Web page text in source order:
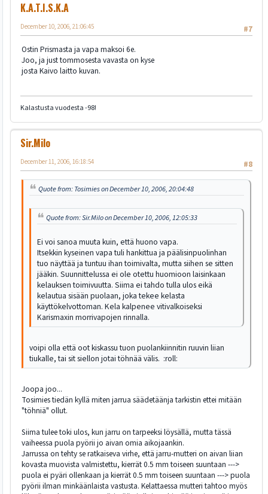
K.A.T.I.S.K.A
#7
December 10, 2006, 21:06:45
Ostin Prismasta ja vapa maksoi 6e.
Joo, ja just tommosesta vavasta on kyse
josta Kaivo laitto kuvan.
Kalastusta vuodesta -98!
Sir.Milo
#8
December 11, 2006, 16:18:54
Quote from: Tosimies on December 10, 2006, 20:04:48
Quote from: Sir.Milo on December 10, 2006, 12:05:33
Ei voi sanoa muuta kuin, että huono vapa.
Itsekkin kyseinen vapa tuli hankittua ja päälisinpuolinhan
tuo näyttää ja tuntuu ihan toimivalta, mutta siihen se sitten
jääkin. Suunnittelussa ei ole otettu huomioon laisinkaan
kelauksen toimivuutta. Siima ei tahdo tulla ulos eikä
kelautua sisään puolaan, joka tekee kelasta
käyttökelvottoman. Kela kalpenee vitivalkoiseksi
Karismaxin morrivapojen rinnalla.
voipi olla että oot kiskassu tuon puolankiinnitin ruuvin liian
tiukalle, tai sit siellon jotai töhnää välis. :roll:
Joopa joo...
Tosimies tiedän kyllä miten jarrua säädetäänja tarkistin ettei mitään
"töhniä" ollut.
Siima tulee toki ulos, kun jarru on tarpeeksi löysällä, mutta tässä
vaiheessa puola pyörii jo aivan omia aikojaankin.
Jarrussa on tehty se ratkaiseva virhe, että jarru-mutteri on aivan liian
kovasta muovista valmistettu, kierrät 0.5 mm toiseen suuntaan --->
puola ei pyäri ollenkaan ja kierrät 0.5 mm toiseen suuntaan ---> puola
pyörii ilman minkäänlaista vastusta. Kelattaessa mutteri tahtoo myös